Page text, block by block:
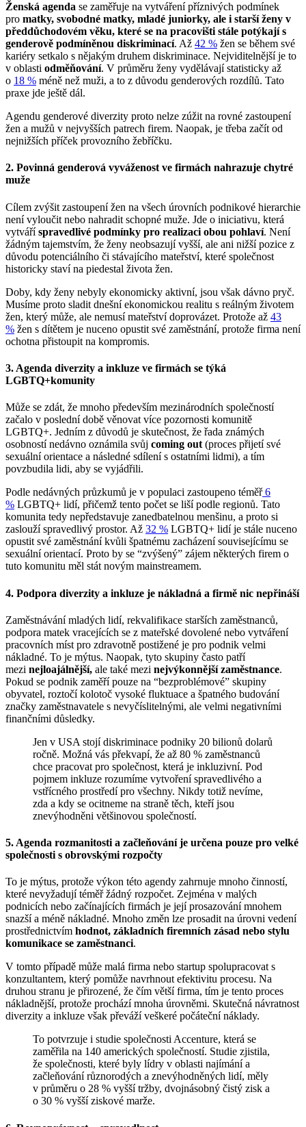
Ženská agenda se zaměřuje na vytváření příznivých podmínek
pro matky, svobodné matky, mladé juniorky, ale i starší ženy v
předdůchodovém věku, které se na pracovišti stále potýkají s
genderově podmíněnou diskriminací. Až 42 % žen se během své
kariéry setkalo s nějakým druhem diskriminace. Nejviditelnější je to
v oblasti odměňování. V průměru ženy vydělávají statisticky až
o 18 % méně než muži, a to z důvodu genderových rozdílů. Tato
praxe jde ještě dál.
Agendu genderové diverzity proto nelze zúžit na rovné zastoupení
žen a mužů v nejvyšších patrech firem. Naopak, je třeba začít od
nejnižších příček provozního žebříčku.
2. Povinná genderová vyváženost ve firmách nahrazuje chytré
muže
Cílem zvýšit zastoupení žen na všech úrovních podnikové hierarchie
není vyloučit nebo nahradit schopné muže. Jde o iniciativu, která
vytváříspravedlivé podmínky pro realizaci obou pohlaví. Není
žádným tajemstvím, že ženy neobsazují vyšší, ale ani nižší pozice z
důvodu potenciálního či stávajícího mateřství, které společnost
historicky staví na piedestal života žen.
Doby, kdy ženy nebyly ekonomicky aktivní, jsou však dávno pryč.
Musíme proto sladit dnešní ekonomickou realitu s reálným životem
žen, který může, ale nemusí mateřství doprovázet. Protože až 43
% žen s dítětem je nuceno opustit své zaměstnání, protože firma není
ochotna přistoupit na kompromis.
3. Agenda diverzity a inkluze ve firmách se týká
LGBTQ+komunity
Může se zdát, že mnoho především mezinárodních společností
začalo v poslední době věnovat více pozornosti komunitě
LGBTQ+. Jedním z důvodů je skutečnost, že řada známých
osobností nedávno oznámila svůj coming out (proces přijetí své
sexuální orientace a následné sdílení s ostatními lidmi), a tím
povzbudila lidi, aby se vyjádřili.
Podle nedávných průzkumů je v populaci zastoupeno téměř6
% LGBTQ+ lidí, přičemž tento počet se liší podle regionů. Tato
komunita tedy nepředstavuje zanedbatelnou menšinu, a proto si
zaslouží spravedlivý prostor. Až 32 % LGBTQ+ lidí je stále nuceno
opustit své zaměstnání kvůli špatnému zacházení souvisejícímu se
sexuální orientací. Proto by se “zvýšený” zájem některých firem o
tuto komunitu měl stát novým mainstreamem.
4. Podpora diverzity a inkluze je nákladná a firmě nic nepřináší
Zaměstnávání mladých lidí, rekvalifikace starších zaměstnanců,
podpora matek vracejících se z mateřské dovolené nebo vytváření
pracovních míst pro zdravotně postižené je pro podnik velmi
nákladné. To je mýtus. Naopak, tyto skupiny často patří
mezi nejloajálnější, ale také mezi nejvýkonnější zaměstnance.
Pokud se podnik zaměří pouze na “bezproblémové” skupiny
obyvatel, roztočí kolotoč vysoké fluktuace a špatného budování
značky zaměstnavatele s nevyčíslitelnými, ale velmi negativními
finančními důsledky.
Jen v USA stojí diskriminace podniky 20 bilionů dolarů
ročně. Možná vás překvapí, že až 80 % zaměstnanců
chce pracovat pro společnost, která je inkluzivní. Pod
pojmem inkluze rozumíme vytvoření spravedlivého a
vstřícného prostředí pro všechny. Nikdy totiž nevíme,
zda a kdy se ocitneme na straně těch, kteří jsou
znevýhodněni většinovou společností.
5. Agenda rozmanitosti a začleňování je určena pouze pro velké
společnosti s obrovskými rozpočty
To je mýtus, protože výkon této agendy zahrnuje mnoho činností,
které nevyžadují téměř žádný rozpočet. Zejména v malých
podnicích nebo začínajících firmách je její prosazování mnohem
snazší a méně nákladné. Mnoho změn lze prosadit na úrovni vedení
prostřednictvím hodnot, základních firemních zásad nebo stylu
komunikace se zaměstnanci.
V tomto případě může malá firma nebo startup spolupracovat s
konzultantem, který pomůže navrhnout efektivitu procesu. Na
druhou stranu je přirozené, že čím větší firma, tím je tento proces
nákladnější, protože prochází mnoha úrovněmi. Skutečná návratnost
diverzity a inkluze však převáží veškeré počáteční náklady.
To potvrzuje i studie společnosti Accenture, která se
zaměřila na 140 amerických společností. Studie zjistila,
že společnosti, které byly lídry v oblasti najímání a
začleňování různorodých a znevýhodněných lidí, měly
v průměru o 28 % vyšší tržby, dvojnásobný čistý zisk a
o 30 % vyšší ziskové marže.